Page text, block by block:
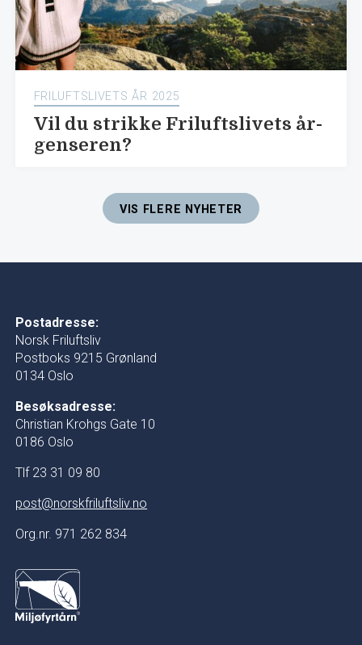
FRILUFTSLIVETS ÅR 2025
Vil du strikke Friluftslivets år-
genseren?
VIS FLERE NYHETER
Postadresse:
Norsk Friluftsliv
Postboks 9215 Grønland
0134 Oslo
Besøksadresse:
Christian Krohgs Gate 10
0186 Oslo
Tlf 23 31 09 80
post@norskfriluftsliv.no
Org.nr. 971 262 834